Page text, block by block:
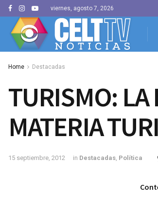
viernes, agosto 7, 2026
Home Destacadas
TURISMO: LA
MATERIA
15 septiembre, 2012 in Destacadas, Política